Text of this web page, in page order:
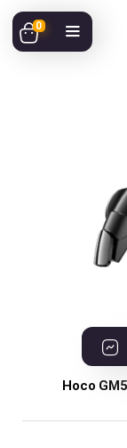
0